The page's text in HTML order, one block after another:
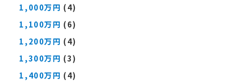
1,000万円 (4)
1,100万円 (6)
1,200万円 (4)
1,300万円 (3)
1,400万円 (4)